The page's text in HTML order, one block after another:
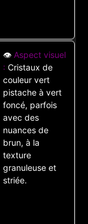
👁 Aspect visuel
: Cristaux de
couleur vert
pistache à vert
foncé, parfois
avec des
nuances de
brun, à la
texture
granuleuse et
striée.